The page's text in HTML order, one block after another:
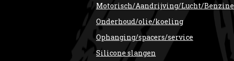
Motorisch/Aandrijving/Lucht/Benzine
Onderhoud/olie/koeling
Ophanging/spacers/service
Silicone slangen